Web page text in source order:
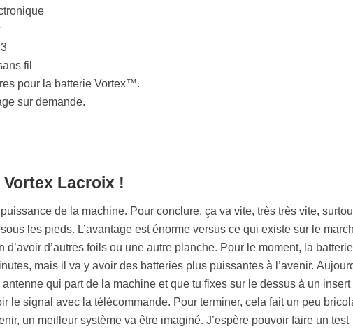
fil
pour la batterie Vortex™.
sur demande.
Lacroix !
de la machine. Pour conclure, ça va vite, très très vite,
les pieds. L’avantage est énorme versus ce qui existe sur le
d’avoir d’autres foils ou une autre planche. Pour le moment, la
mais il va y avoir des batteries plus puissantes à l’avenir.
qui part de la machine et que tu fixes sur le dessus à un insert
le signal avec la télécommande. Pour terminer, cela fait un peu
un meilleur système va être imaginé. J’espère pouvoir faire un test